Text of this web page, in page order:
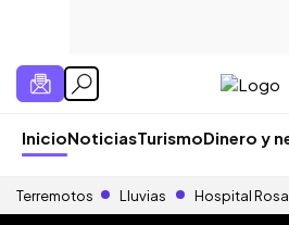
InicioNoticiasTurismoDinero y
Terremotos Lluvias Hospital